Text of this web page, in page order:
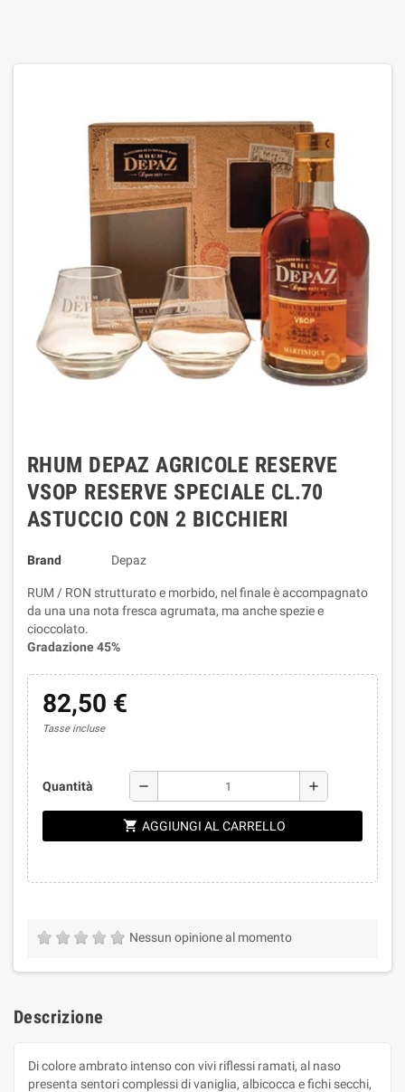
RHUM DEPAZ AGRICOLE RESERVE
VSOP RESERVE SPECIALE CL.70
ASTUCCIO CON 2 BICCHIERI
Brand Depaz
RUM / RON strutturato e morbido, nel finale è accompagnato
da una una nota fresca agrumata, ma anche spezie e
cioccolato.
Gradazione 45%
82,50 €
Tasse incluse
Quantità remove add
shopping_cart AGGIUNGI AL CARRELLO
Nessun opinione al momento
Descrizione
Di colore ambrato intenso con vivi riflessi ramati, al naso
presenta sentori complessi di vaniglia, albicocca e fichi secchi,